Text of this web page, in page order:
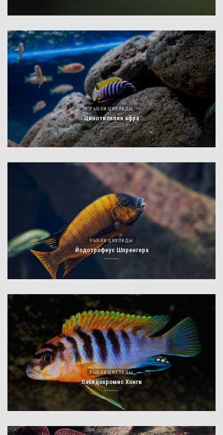
РЫБКИ ЦИХЛИДЫ
Цинотиляпия афра
РЫБКИ ЦИХЛИДЫ
Йодотрофеус Шпренгера
РЫБКИ ЦИХЛИДЫ
Лабидохромис Хонги